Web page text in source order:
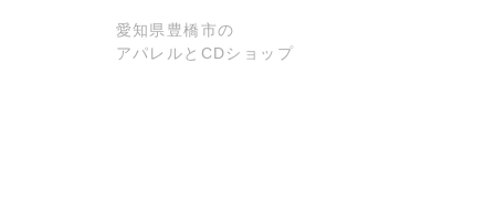
愛知県豊橋市の
アパレルとCDショップ